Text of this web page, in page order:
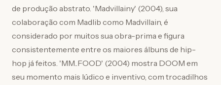
de produção abstrato. 'Madvillainy' (2004), sua
colaboração com Madlib como Madvillain, é
considerado por muitos sua obra-prima e figura
consistentemente entre os maiores álbuns de hip-
hop já feitos. 'MM..FOOD' (2004) mostra DOOM em
seu momento mais lúdico e inventivo, com trocadilhos